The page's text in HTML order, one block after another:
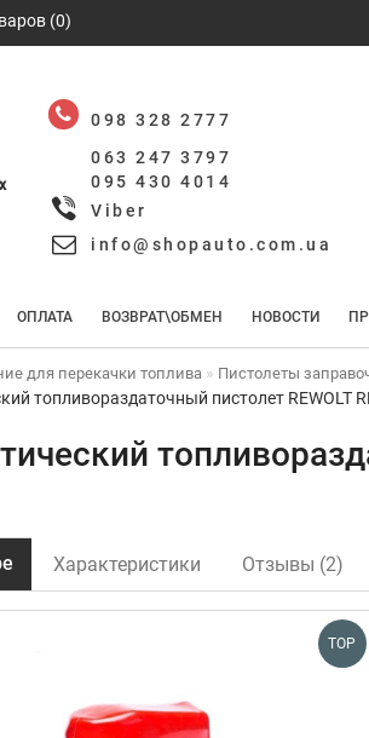
(0)
098 328 2777
063 247 3797
095 430 4014
Viber
info@shopauto.com.ua
ОПЛАТА ВОЗВРАТ\ОБМЕН НОВОСТИ
для перекачки топлива Пистолеты
топливораздаточный пистолет REWOLT
Характеристики Отзывы (2)
TOP